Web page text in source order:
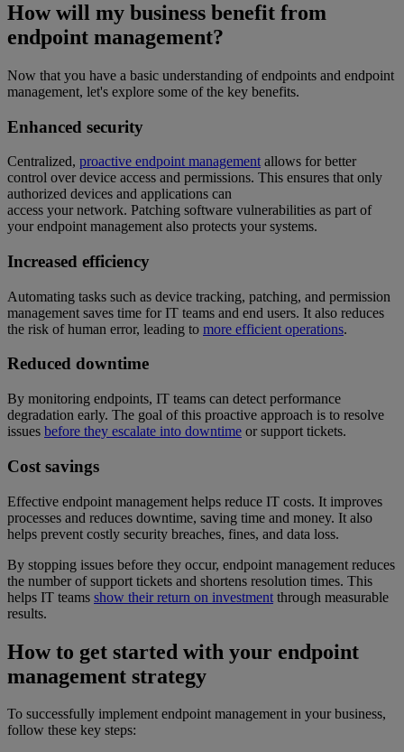
How will my business benefit from
endpoint management?
Now that you have a basic understanding of endpoints and endpoint
management, let's explore some of the key benefits.
Enhanced security
Centralized, proactive endpoint management allows for better
control over device access and permissions. This ensures that only
authorized devices and applications can
access your network. Patching software vulnerabilities as part of
your endpoint management also protects your systems.
Increased efficiency
Automating tasks such as device tracking, patching, and permission
management saves time for IT teams and end users. It also reduces
the risk of human error, leading to more efficient operations.
Reduced downtime
By monitoring endpoints, IT teams can detect performance
degradation early. The goal of this proactive approach is to resolve
issues before they escalate into downtime or support tickets.
Cost savings
Effective endpoint management helps reduce IT costs. It improves
processes and reduces downtime, saving time and money. It also
helps prevent costly security breaches, fines, and data loss.
By stopping issues before they occur, endpoint management reduces
the number of support tickets and shortens resolution times. This
helps IT teams show their return on investment through measurable
results.
How to get started with your endpoint
management strategy
To successfully implement endpoint management in your business,
follow these key steps: